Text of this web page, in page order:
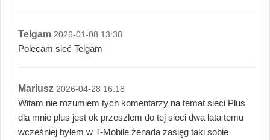
Telgam 2026-01-08 13:38
Polecam sieć Telgam
Mariusz 2026-04-28 16:18
Witam nie rozumiem tych komentarzy na temat sieci Plus
dla mnie plus jest ok przeszlem do tej sieci dwa lata temu
wcześniej byłem w T-Mobile żenada zasięg taki sobie